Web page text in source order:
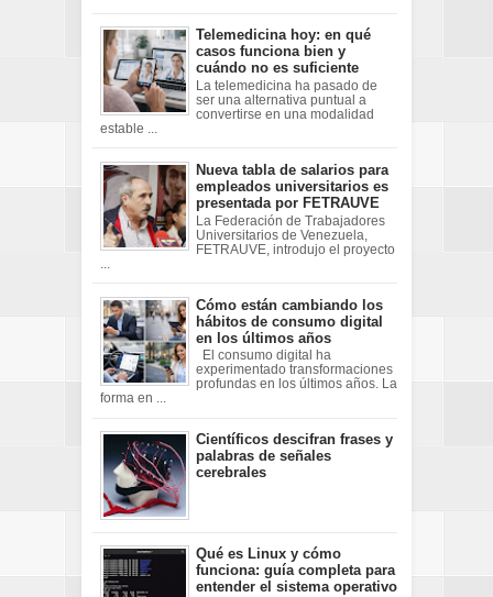
Telemedicina hoy: en qué
casos funciona bien y
cuándo no es suficiente
La telemedicina ha pasado de
ser una alternativa puntual a
convertirse en una modalidad
estable ...
Nueva tabla de salarios para
empleados universitarios es
presentada por FETRAUVE
La Federación de Trabajadores
Universitarios de Venezuela,
FETRAUVE, introdujo el proyecto
Cómo están cambiando los
hábitos de consumo digital
en los últimos años
El consumo digital ha
experimentado transformaciones
profundas en los últimos años. La
forma en ...
Científicos descifran frases y
palabras de señales
cerebrales
Qué es Linux y cómo
funciona: guía completa para
entender el sistema operativo